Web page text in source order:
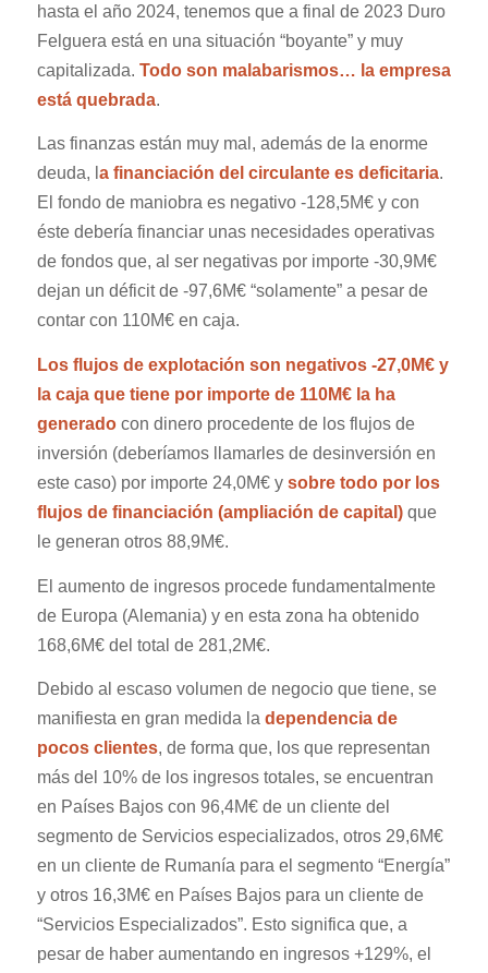
hasta el año 2024, tenemos que a final de 2023 Duro
Felguera está en una situación “boyante”y muy
capitalizada. Todo son malabarismos… la empresa
está quebrada.
Las finanzas están muy mal, además de la enorme
deuda, l a financiación del circulante es deficitaria.
El fondo de maniobra es negativo -128,5M€ y con
éste debería financiar unas necesidades operativas
de fondos que, al ser negativas por importe -30,9M€
dejan un déficit de -97,6M€ “solamente” a pesar de
contar con 110M€ en caja.
Los flujos de explotación son negativos -27,0M€ y
la caja que tiene por importe de 110M€ la ha
generado con dinero procedente de los flujos de
inversión (deberíamos llamarles de desinversión en
este caso) por importe 24,0M€ y sobre todo por los
flujos de financiación (ampliación de capital)que
le generan otros 88,9M€.
El aumento de ingresos procede fundamentalmente
de Europa (Alemania) y en esta zona ha obtenido
168,6M€ del total de 281,2M€.
Debido al escaso volumen de negocio que tiene, se
manifiesta en gran medida la dependencia de
pocos clientes, de forma que, los que representan
más del 10% de los ingresos totales, se encuentran
en Países Bajos con 96,4M€ de un cliente del
segmento de Servicios especializados, otros 29,6M€
en un cliente de Rumanía para el segmento “Energía”
y otros 16,3M€ en Países Bajos para un cliente de
“Servicios Especializados”. Esto significa que, a
pesar de haber aumentando en ingresos +129%, el